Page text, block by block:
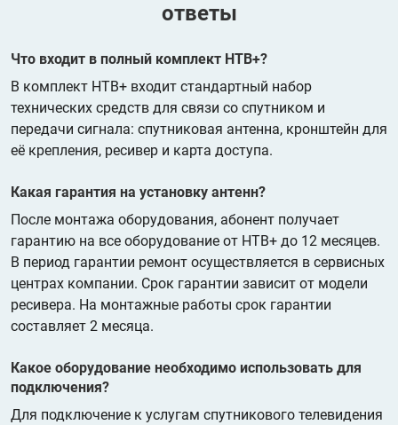
ответы
Что входит в полный комплект НТВ+?
В комплект НТВ+ входит стандартный набор
технических средств для связи со спутником и
передачи сигнала: спутниковая антенна, кронштейн для
её крепления, ресивер и карта доступа.
Какая гарантия на установку антенн?
После монтажа оборудования, абонент получает
гарантию на все оборудование от НТВ+ до 12 месяцев.
В период гарантии ремонт осуществляется в сервисных
центрах компании. Срок гарантии зависит от модели
ресивера. На монтажные работы срок гарантии
составляет 2 месяца.
Какое оборудование необходимо использовать для
подключения?
Для подключение к услугам спутникового телевидения